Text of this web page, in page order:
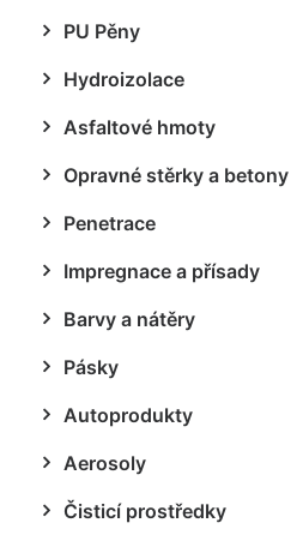
PU Pěny
Hydroizolace
Asfaltové hmoty
Opravné stěrky a betony
Penetrace
Impregnace a přísady
Barvy a nátěry
Pásky
Autoprodukty
Aerosoly
Čisticí prostředky